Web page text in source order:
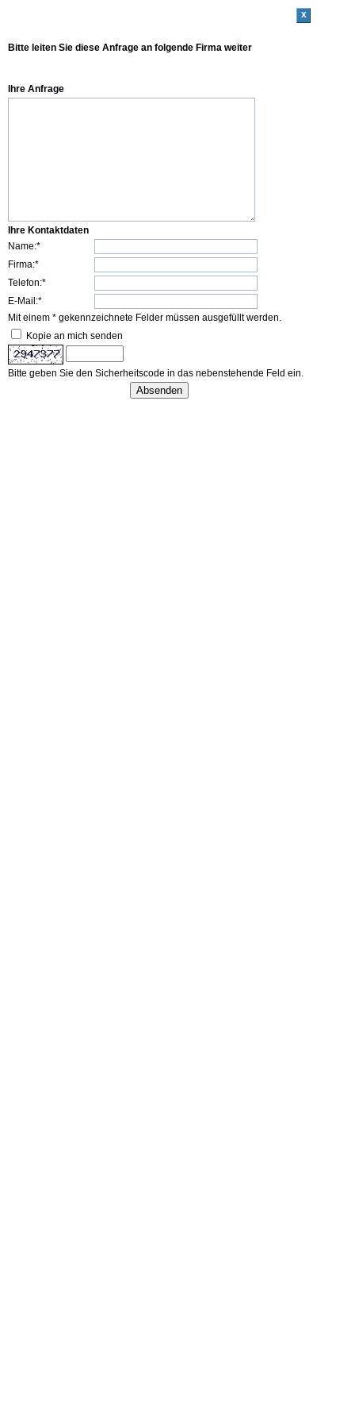
x
Bitte leiten Sie diese Anfrage an folgende Firma weiter
Ihre Anfrage
Ihre Kontaktdaten
Name:*
Firma:*
Telefon:*
E-Mail:*
Mit einem * gekennzeichnete Felder müssen ausgefüllt werden.
Kopie an mich senden
Bitte geben Sie den Sicherheitscode in das nebenstehende Feld ein.